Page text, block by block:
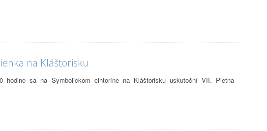
na Kláštorisku
hodine sa na Symbolickom cintoríne na Kláštorisku uskutoční VII. Pietna